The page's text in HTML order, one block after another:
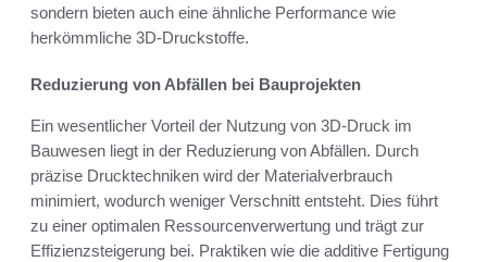
sondern bieten auch eine ähnliche Performance wie
herkömmliche 3D-Druckstoffe.
Reduzierung von Abfällen bei Bauprojekten
Ein wesentlicher Vorteil der Nutzung von 3D-Druck im
Bauwesen liegt in der Reduzierung von Abfällen. Durch
präzise Drucktechniken wird der Materialverbrauch
minimiert, wodurch weniger Verschnitt entsteht. Dies führt
zu einer optimalen Ressourcenverwertung und trägt zur
Effizienzsteigerung bei. Praktiken wie die additive Fertigung